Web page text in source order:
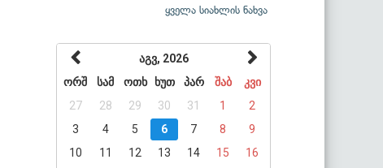
ყველა სიახლის ნახვა
აგვ, 2026
ორშ
სამ ოთხ ხუთ პარ შაბ
კვი
27
28 29 30 31 1
2
3
4 5 6 7 8
9
10
11 12 13 14 15
16